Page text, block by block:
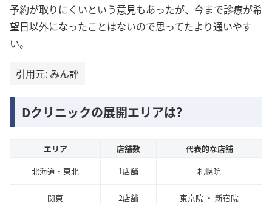
予約が取りにくいという意見もあったが、今まで診療が希
望日以外になったことはないので思ってたより通いやす
い。
引用元: みん評
Dクリニックの展開エリアは?
エリア 店舗数
代表的な店舗
北海道・東北
1店舗 札幌院
関東 2店舗 東京院 ・ 新宿院